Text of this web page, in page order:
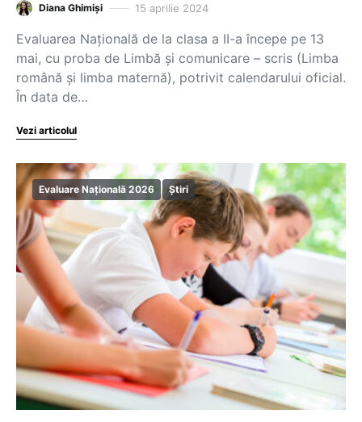
Diana Ghimiși 15 aprilie 2024
Evaluarea Națională de la clasa a II-a începe pe 13
mai, cu proba de Limbă și comunicare – scris (Limba
română și limba maternă), potrivit calendarului oficial.
În data de…
Vezi articolul
Evaluare Națională 2026 Știri